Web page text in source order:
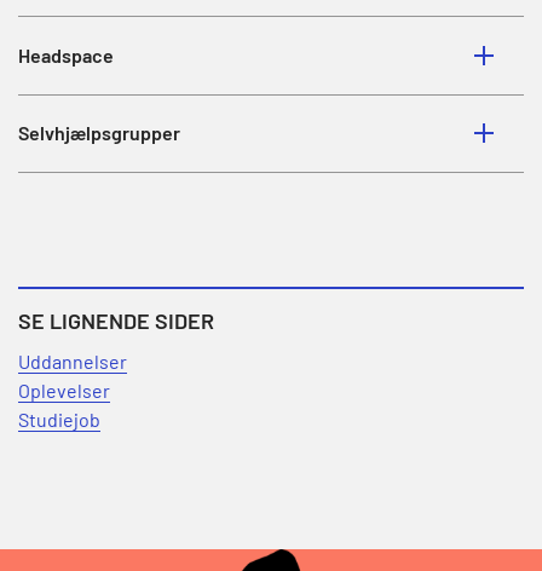
Headspace
Selvhjælpsgrupper
SE LIGNENDE SIDER
Uddannelser
Oplevelser
Studiejob